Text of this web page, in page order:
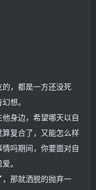
，都是一方还没死
想。
身边，希望哪天以自
复合了，又能怎么样
吗期间，你要面对自
。
那就洒脱的抛弃一